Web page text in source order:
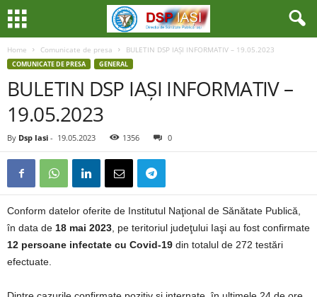
Home Comunicate de presa BULETIN DSP IAȘI INFORMATIV – 19.05.2023
COMUNICATE DE PRESA GENERAL
BULETIN DSP IAȘI INFORMATIV –
19.05.2023
By Dsp Iasi - 19.05.2023 1356 0
Conform datelor oferite de Institutul Naţional de Sănătate Publică,
în data de 18 mai 2023 , pe teritoriul judeţului Iaşi au fost confirmate
12 persoane infectate cu Covid-19 din totalul de 272 testări
efectuate.